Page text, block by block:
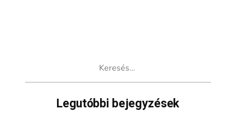
Legutóbbi bejegyzések